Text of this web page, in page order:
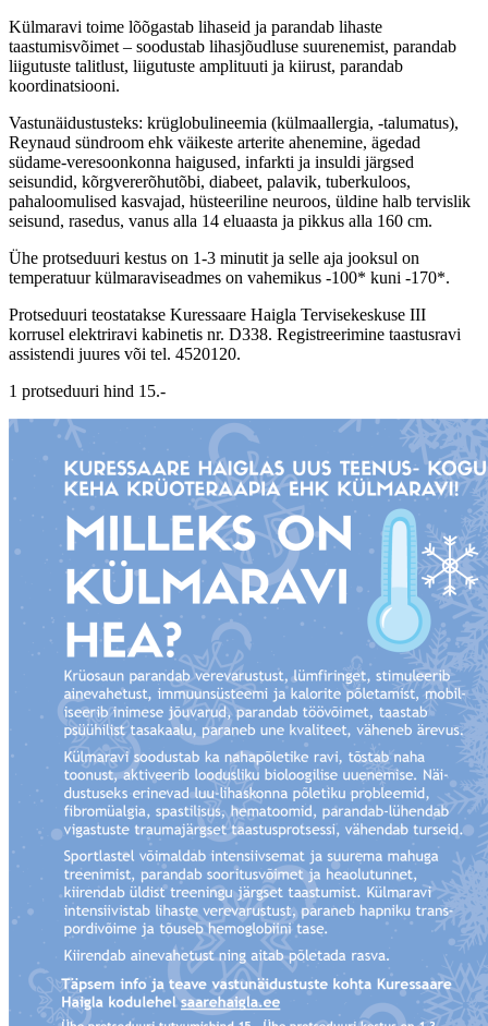
Külmaravi toime lõõgastab lihaseid ja parandab lihaste
taastumisvõimet – soodustab lihasjõudluse suurenemist, parandab
liigutuste talitlust, liigutuste amplituuti ja kiirust, parandab
koordinatsiooni.
Vastunäidustusteks: krüglobulineemia (külmaallergia, -talumatus),
Reynaud sündroom ehk väikeste arterite ahenemine, ägedad
südame-veresoonkonna haigused, infarkti ja insuldi järgsed
seisundid, kõrgvererõhutõbi, diabeet, palavik, tuberkuloos,
pahaloomulised kasvajad, hüsteeriline neuroos, üldine halb tervislik
seisund, rasedus, vanus alla 14 eluaasta ja pikkus alla 160 cm.
Ühe protseduuri kestus on 1-3 minutit ja selle aja jooksul on
temperatuur külmaraviseadmes on vahemikus -100* kuni -170*.
Protseduuri teostatakse Kuressaare Haigla Tervisekeskuse III
korrusel elektriravi kabinetis nr. D338. Registreerimine taastusravi
assistendi juures või tel. 4520120.
1 protseduuri hind 15.-